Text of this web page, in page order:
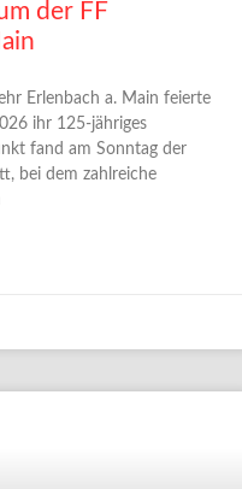
der FF
Erlenbach a. Main feierte
ihr 125-jähriges
fand am Sonntag der
bei dem zahlreiche